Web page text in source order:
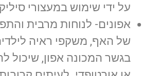
על ידי שימוש במעצורי
אפונים- לנוחות מרבית
של האף, משקפי ראיה
בגשר המכונה אפון, שיכול